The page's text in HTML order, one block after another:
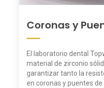
Coronas y
El laboratorio dental
material de zirconio
garantizar tanto la
en coronas y puentes